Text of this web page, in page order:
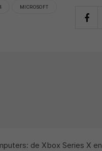
MICROSOFT
de Xbox Series X